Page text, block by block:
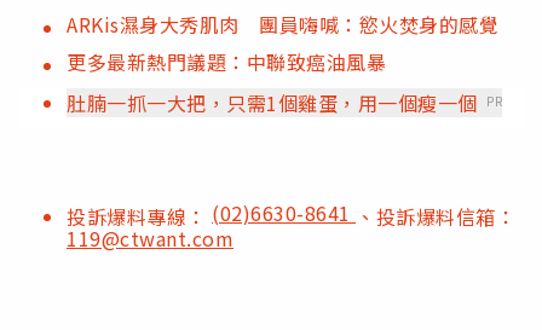
ARKis濕身大秀肌肉 團員嗨喊：慾火焚身的感覺
更多最新熱門議題：中聯致癌油風暴
肚腩一抓一大把，只需1個雞蛋，用一個瘦一個 PR
投訴爆料專線： (02)6630-8641 、投訴爆料信箱：
119@ctwant.com